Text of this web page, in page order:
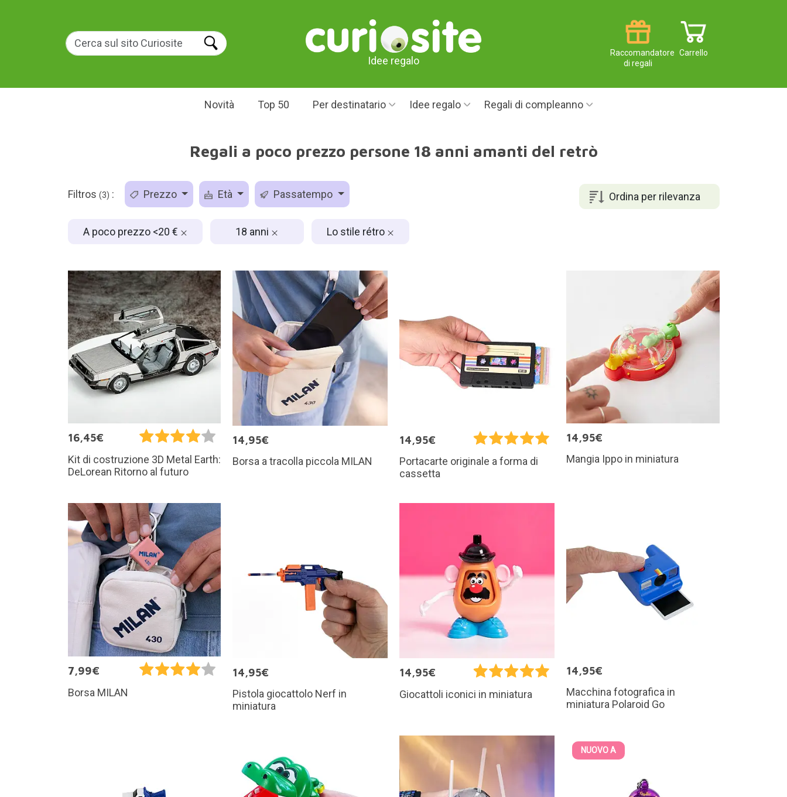
Idee regalo
Carrello
Raccomandatore
di regali
Novità Top 50 Per destinatario Idee regalo Regali di compleanno
Regali a poco prezzo persone 18 anni amanti del retrò
Ordina per rilevanza
Filtros (3) : Prezzo Età Passatempo
A poco prezzo <20 € 18 anni Lo stile rétro
16,45€
Kit di costruzione 3D Metal Earth:
DeLorean Ritorno al futuro
14,95€
Borsa a tracolla piccola MILAN
14,95€
Portacarte originale a forma di
cassetta
14,95€
Mangia Ippo in miniatura
7,99€
Borsa MILAN
14,95€
Pistola giocattolo Nerf in
miniatura
14,95€
Giocattoli iconici in miniatura
14,95€
Macchina fotografica in
miniatura Polaroid Go
NUOVO A